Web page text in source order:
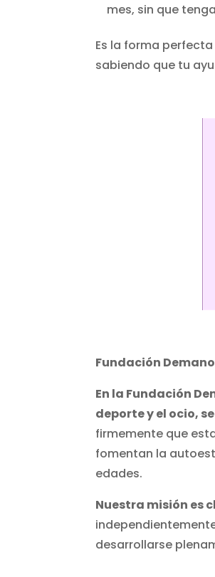
mes, sin que
Es la forma
sabiendo que tu
Fundación
En la Fundación
deporte y el ocio,
firmemente que
fomentan la
edades.
Nuestra misión es
desarrollarse